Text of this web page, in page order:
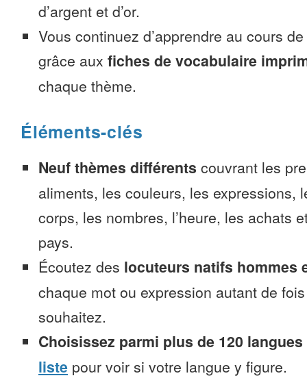
d’argent et d’or.
Vous continuez d’apprendre au cours
grâce aux fiches de vocabulaire
chaque thème.
Éléments-clés
Neuf thèmes différents couvrant les
aliments, les couleurs, les expressions,
corps, les nombres, l’heure, les achats
pays.
Écoutez des locuteurs natifs hommes
chaque mot ou expression autant de
souhaitez.
Choisissez parmi plus de 120 langues
liste pour voir si votre langue y figure.